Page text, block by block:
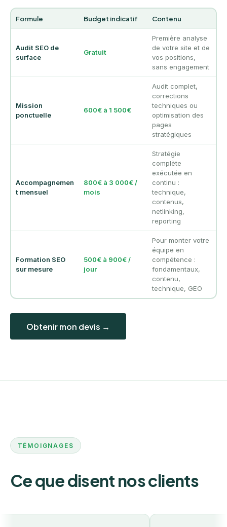
Formule Budget indicatif Contenu
Audit SEO de
surface
Gratuit
Première analyse
de votre site et de
vos positions,
sans engagement
Mission
ponctuelle
600€ à 1 500€
Audit complet,
corrections
techniques ou
optimisation des
pages
stratégiques
Accompagnemen
t mensuel
800€ à 3 000€ /
mois
Stratégie
complète
exécutée en
continu :
technique,
contenus,
netlinking,
reporting
Formation SEO
sur mesure
500€ à 900€ /
jour
Pour monter votre
équipe en
compétence :
fondamentaux,
contenu,
technique, GEO
Obtenir mon devis →
TÉMOIGNAGES
Ce que disent nos clients